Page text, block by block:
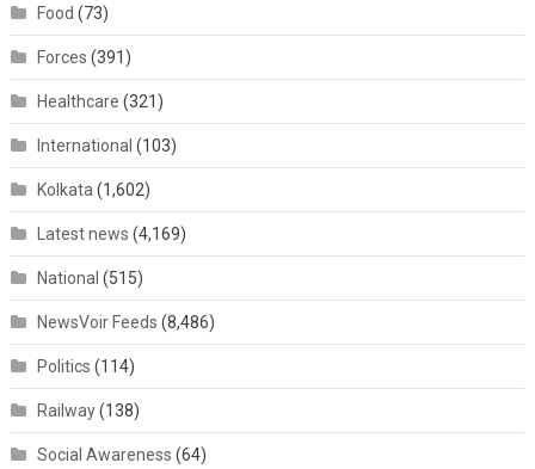
Food (73)
Forces (391)
Healthcare (321)
International (103)
Kolkata (1,602)
Latest news (4,169)
National (515)
NewsVoir Feeds (8,486)
Politics (114)
Railway(138)
Social Awareness (64)